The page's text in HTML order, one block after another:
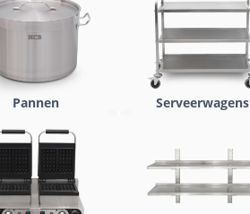
Pannen Serveerwagens